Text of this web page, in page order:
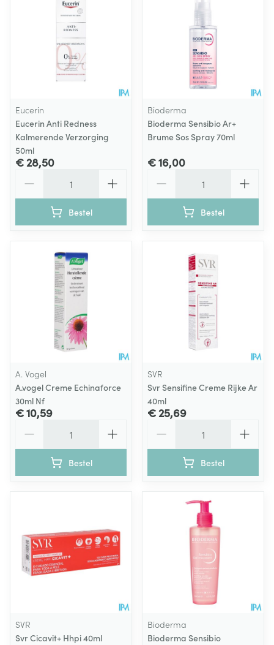
Eucerin
Eucerin Anti Redness
Kalmerende Verzorging
50ml
€ 28,50
Bestel
Bioderma
Bioderma Sensibio Ar+
Brume Sos Spray 70ml
€ 16,00
Bestel
A. Vogel
A.vogel Creme Echinaforce
30ml Nf
€ 10,59
Bestel
SVR
Svr Sensifine Creme Rijke Ar
40ml
€ 25,69
Bestel
SVR
Svr Cicavit+ Hhpi 40ml
Bioderma
Bioderma Sensibio